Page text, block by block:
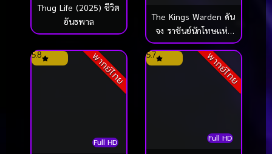
Thug Life (2025) ชีวิต
อันธพาล
The Kings Warden ดัน
จง ราชันย์นักโทษแห่ง
ชองนยองโพ (2026)
พากย์ไทย
Full HD
5.8 พากย์ไทย
Full HD
5.7